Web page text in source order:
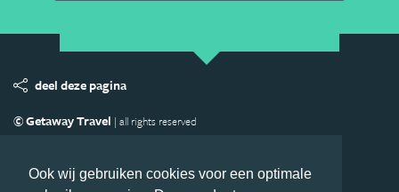
Ook wij gebruiken cookies voor een optimale
deel deze pagina
© Getaway Travel | all rights reserved
Copyright
Privacy statement Disclaimer Cookies